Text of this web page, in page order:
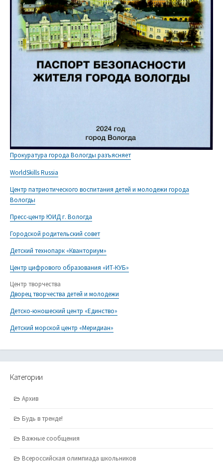
Прокуратура города Вологды разъясняет
WorldSkills Russia
Центр патриотического воспитания детей и молодежи города
Вологды
Пресс-центр ЮИД г. Вологда
Городской родительский совет
Детский технопарк «Кванториум»
Центр цифрового образования «ИТ-КУБ»
Центр творчества
Дворец творчества детей и молодежи
Детско-юношеский центр «Единство»
Детский морской центр «Меридиан»
Категории
Архив
Будь в тренде!
Важные сообщения
Всероссийская олимпиада школьников